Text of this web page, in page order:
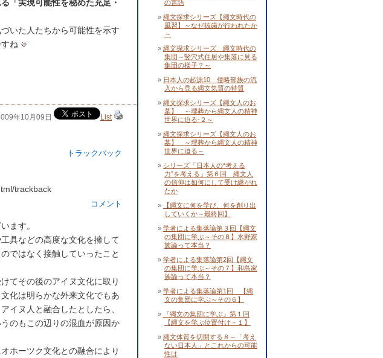
「実現可能性を秘めた充足・
いた人たちから可能性を示す
ね
年10月09日 List
トラックバック
trackback
コメント
ます。
具などの高度な文化を擁して
ではなく接触していったこと
てその後のアイヌ文化に取り
化は明らかな外来文化でもあ
イヌ人と融合したとしたら、
のもこの辺りの混血が原因か
ホーツク文化との融合により
の言語
縄文探求シリーズ【縄文時代の
風習】～なぜ抜歯が行われたか
～
縄文探求シリーズ 縄文時代の
集団～竪穴式住居や集落に見る
集団の様子？～
日本人の起源10 侵略部族の流
入から見る縄文気質の特質
縄文探求シリーズ【縄文人のお
墓】 ～埋葬から縄文人の精神
世界に迫る-２～
縄文探求シリーズ【縄文人のお
墓】 ～埋葬から縄文人の精神
世界に迫る～
シリーズ「日本人の“考える
力”を考える」第６回 縄文人
の信仰は如何にして受け継がれ
たか
【縄文に何を学び、何を創り出
していくか～最終回】
学者による集落論第３回【縄文
の集団に学ぶ～その８】水野家
族論って本当？
学者による集落論第2回【縄文
の集団に学ぶ～その７】和島家
族論って本当？
学者による集落論第1回 【縄
文の集団に学ぶ～その６】
『縄文の集団に学ぶ』第１回
【縄文を学ぶ位置付け－１】
縄文体質を切開する８～「考え
ない日本人」とこれからの可能
性は